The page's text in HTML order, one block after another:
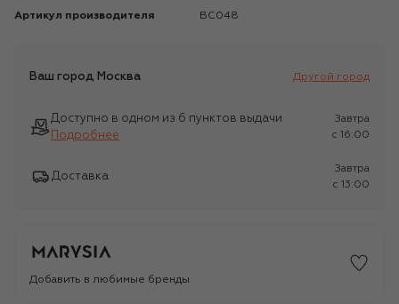
Артикул производителя BC048
Ваш город Москва Другой город
Доступно в одном из 6 пунктов выдачи
Подробнее
Завтра
c 16:00
Доставка
Завтра
c 13:00
Добавить в любимые бренды